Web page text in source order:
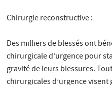
Chirurgie reconstructive :
Des milliers de blessés ont
chirurgicale d’urgence pour
gravité de leurs blessures.
chirurgicales d’urgence